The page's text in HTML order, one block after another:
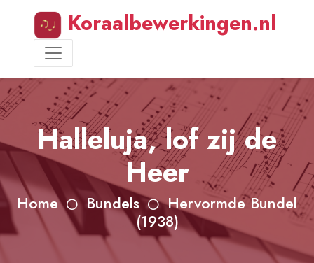
Koraalbewerkingen.nl
Halleluja, lof zij de
Heer
Home Bundels
Hervormde Bundel
(1938)